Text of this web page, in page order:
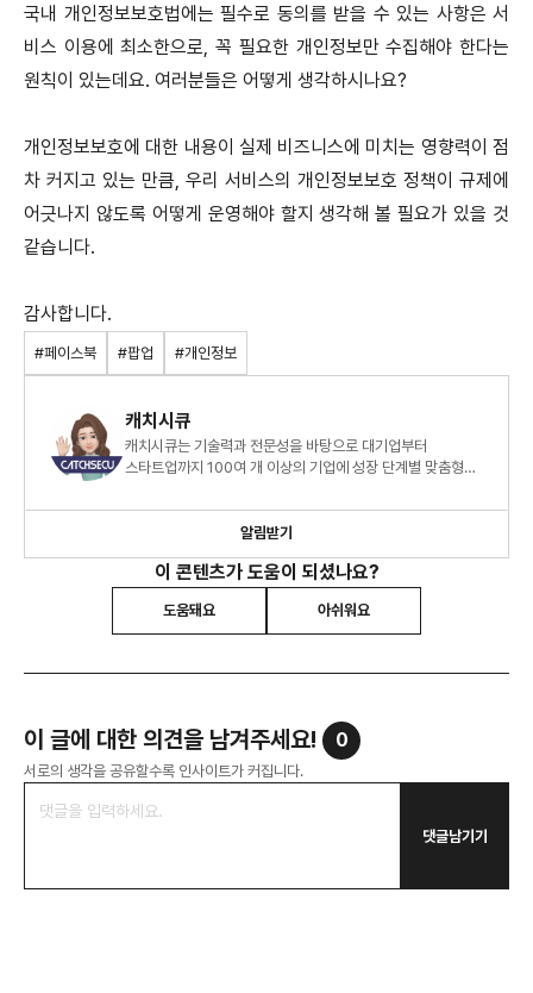
국내 개인정보보호법에는 필수로 동의를 받을 수 있는 사항은 서
비스 이용에 최소한으로, 꼭 필요한 개인정보만 수집해야 한다는
원칙이 있는데요. 여러분들은 어떻게 생각하시나요?
개인정보보호에 대한 내용이 실제 비즈니스에 미치는 영향력이 점
차 커지고 있는 만큼, 우리 서비스의 개인정보보호 정책이 규제에
어긋나지 않도록 어떻게 운영해야 할지 생각해 볼 필요가 있을 것
같습니다.
감사합니다.
#페이스북 #팝업 #개인정보
캐치시큐
캐치시큐는 기술력과 전문성을 바탕으로 대기업부터
스타트업까지 100여 개 이상의 기업에 성장 단계별 맞춤형
알림받기
이 콘텐츠가 도움이 되셨나요?
도움돼요 아쉬워요
이 글에 대한 의견을 남겨주세요! 0
서로의 생각을 공유할수록 인사이트가 커집니다.
댓글남기기